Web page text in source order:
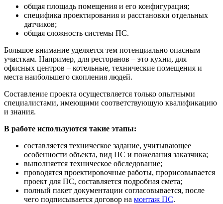
общая площадь помещения и его конфигурация;
специфика проектирования и расстановки отдельных
датчиков;
общая сложность системы ПС.
Большое внимание уделяется тем потенциально опасным
участкам. Например, для ресторанов – это кухни, для
офисных центров – котельные, технические помещения и
места наибольшего скопления людей.
Составление проекта осуществляется только опытными
специалистами, имеющими соответствующую квалификацию
и знания.
В работе используются такие этапы:
составляется техническое задание, учитывающее
особенности объекта, вид ПС и пожелания заказчика;
выполняется техническое обследование;
проводятся проектировочные работы, прорисовывается
проект для ПС, составляется подробная смета;
полный пакет документации согласовывается, после
чего подписывается договор на монтаж ПС.